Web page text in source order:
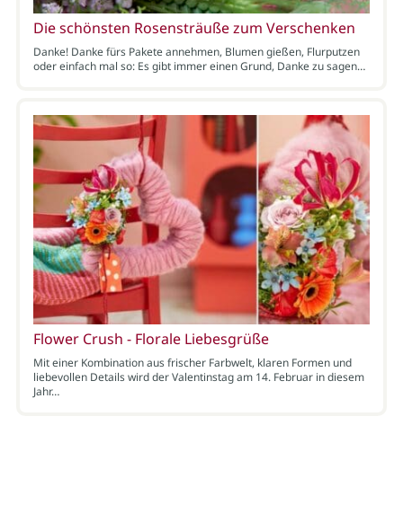
Die schönsten Rosensträuße zum Verschenken
Danke! Danke fürs Pakete annehmen, Blumen gießen, Flurputzen
oder einfach mal so: Es gibt immer einen Grund, Danke zu sagen…
Flower Crush - Florale Liebesgrüße
Mit einer Kombination aus frischer Farbwelt, klaren Formen und
liebevollen Details wird der Valentinstag am 14. Februar in diesem
Jahr…